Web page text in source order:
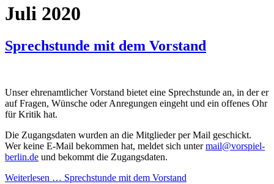
Juli 2020
Sprechstunde mit dem Vorstand
Unser ehrenamtlicher Vorstand bietet eine Sprechstunde an, in der er
auf Fragen, Wünsche oder Anregungen eingeht und ein offenes Ohr
für Kritik hat.
Die Zugangsdaten wurden an die Mitglieder per Mail geschickt.
Wer keine E-Mail bekommen hat, meldet sich untermail@vorspiel-
berlin.de und bekommt die Zugangsdaten.
Weiterlesen … Sprechstunde mit dem Vorstand